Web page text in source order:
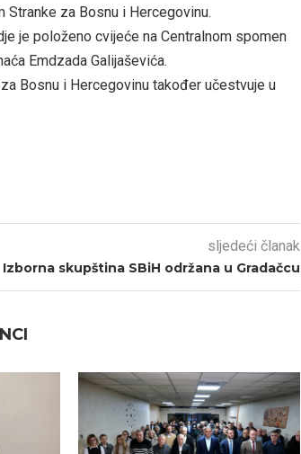
Stranke za Bosnu i Hercegovinu.
je položeno cvijeće na Centralnom spomen
Emdzada Galijaševića.
Bosnu i Hercegovinu također učestvuje u
sljedeći članak
Izborna skupština SBiH održana u Gradačcu